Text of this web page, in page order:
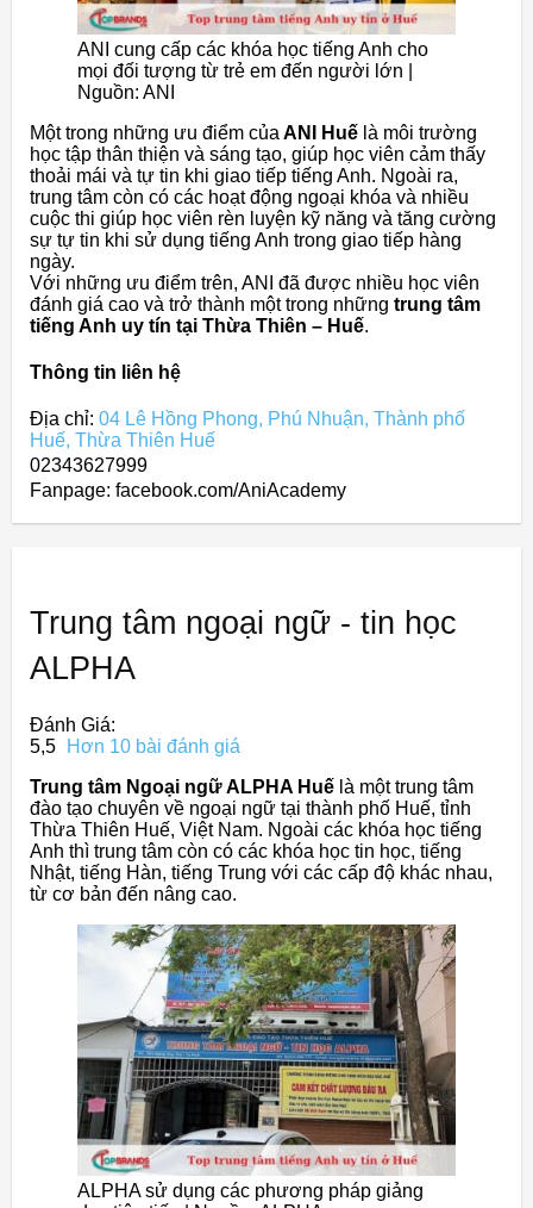
ANI cung cấp các khóa học tiếng Anh cho
mọi đối tượng từ trẻ em đến người lớn |
Nguồn: ANI
Một trong những ưu điểm của ANI Huế là môi trường
học tập thân thiện và sáng tạo, giúp học viên cảm thấy
thoải mái và tự tin khi giao tiếp tiếng Anh. Ngoài ra,
trung tâm còn có các hoạt động ngoại khóa và nhiều
cuộc thi giúp học viên rèn luyện kỹ năng và tăng cường
sự tự tin khi sử dụng tiếng Anh trong giao tiếp hàng
ngày.
Với những ưu điểm trên, ANI đã được nhiều học viên
đánh giá cao và trở thành một trong những trung tâm
tiếng Anh uy tín tại Thừa Thiên – Huế.
Thông tin liên hệ
Địa chỉ: 04 Lê Hồng Phong, Phú Nhuận, Thành phố
Huế, Thừa Thiên Huế
02343627999
Fanpage: facebook.com/AniAcademy
Trung tâm ngoại ngữ - tin học
ALPHA
Đánh Giá:
5,5
Hơn 10 bài đánh giá
Trung tâm Ngoại ngữ ALPHA Huế là một trung tâm
đào tạo chuyên về ngoại ngữ tại thành phố Huế, tỉnh
Thừa Thiên Huế, Việt Nam. Ngoài các khóa học tiếng
Anh thì trung tâm còn có các khóa học tin học, tiếng
Nhật, tiếng Hàn, tiếng Trung với các cấp độ khác nhau,
từ cơ bản đến nâng cao.
ALPHA sử dụng các phương pháp giảng